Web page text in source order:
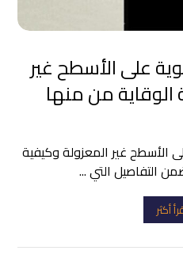
على الأسطح غير
الوقاية من منها
الأسطح غير المعزولة وكيفية
التفاصيل التي ...
أكثر